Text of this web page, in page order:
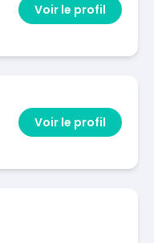
Voir le profil
Voir le profil